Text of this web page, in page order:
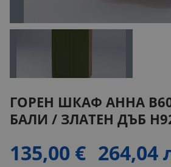
ГОРЕН ШКАФ АННА
БАЛИ / ЗЛАТЕН ДЪБ
135,00 € 264,04